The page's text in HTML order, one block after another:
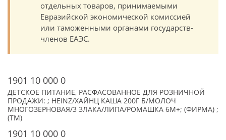
отдельных товаров, принимаемыми
Евразийской экономической комиссией
или таможенными органами государств-
членов ЕАЭС.
1901 10 000 0
ДЕТСКОЕ ПИТАНИЕ, РАСФАСОВАННОЕ ДЛЯ РОЗНИЧНОЙ
ПРОДАЖИ: ; HEINZ/ХАЙНЦ КАША 200Г Б/МОЛОЧ
МНОГОЗЕРНОВАЯ/3 ЗЛАКА/ЛИПА/РОМАШКА 6М+; (ФИРМА) ;
(TM)
1901 10 000 0